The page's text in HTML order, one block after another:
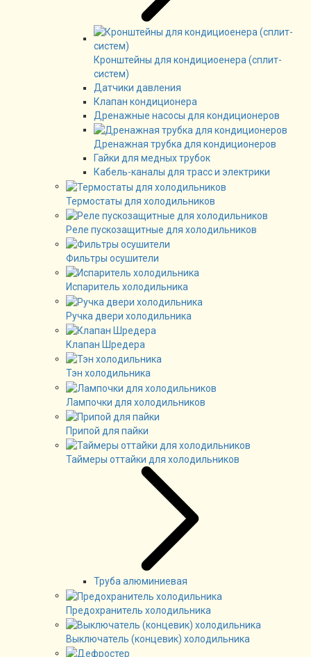
Кронштейны для кондициоенера (сплит-
систем)
Датчики давления
Клапан кондиционера
Дренажные насосы для кондиционеров
Дренажная трубка для кондиционеров
Гайки для медных трубок
Кабель-каналы для трасс и электрики
Термостаты для холодильников
Реле пускозащитные для холодильников
Фильтры осушители
Испаритель холодильника
Ручка двери холодильника
Клапан Шредера
Тэн холодильника
Лампочки для холодильников
Припой для пайки
Таймеры оттайки для холодильников
Труба алюминиевая
Предохранитель холодильника
Выключатель (концевик) холодильника